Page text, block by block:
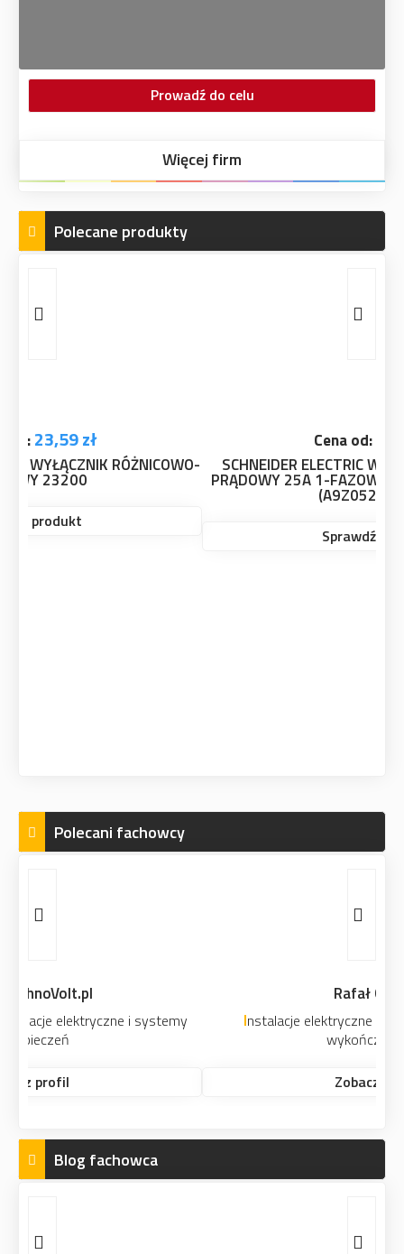
Prowadź do celu
Więcej firm
Polecane produkty
SCHNEIDER ELECTRIC WYŁĄCZNIK RÓŻNICOWO
PRĄDOWY 25A 1-FAZOWY, RÓŻNICÓWKA ACTI9 S
(A9Z05225/SCH)
Polecani fachowcy
Instalacje elektryczne i teletechniczne. Prace
Blog fachowca